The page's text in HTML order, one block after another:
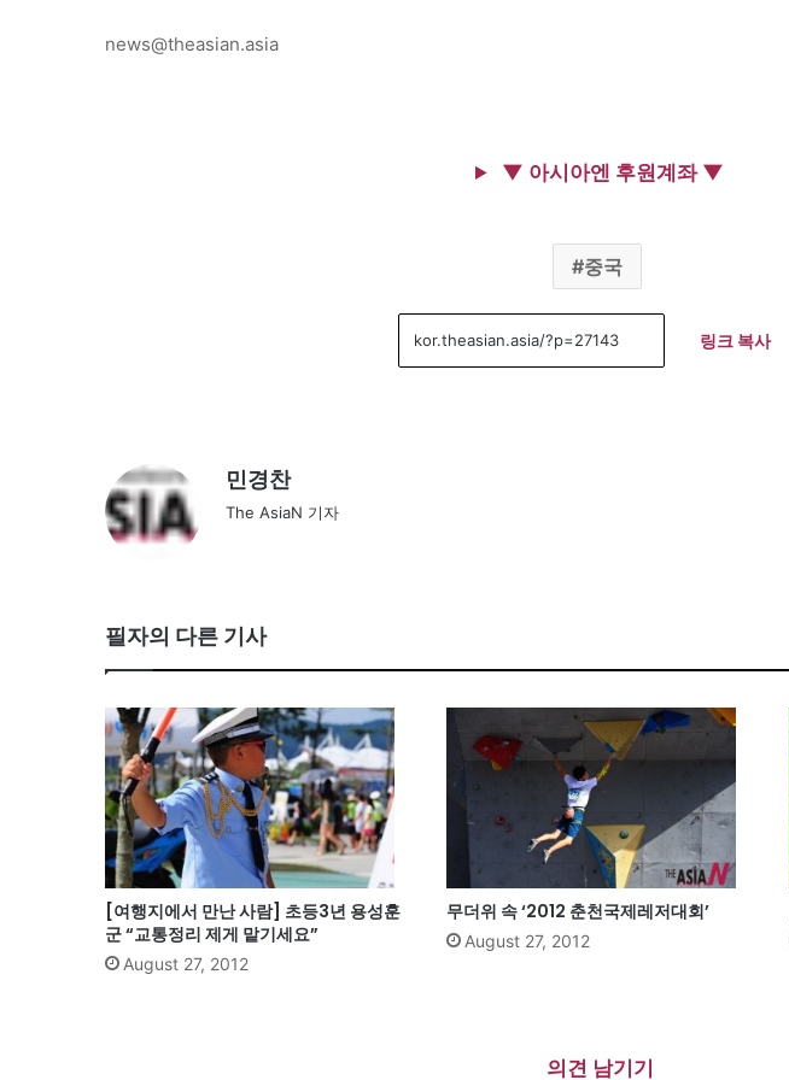
news@theasian.asia
▼ 아시아엔 후원계좌 ▼
중국
링크 복사
민경찬
The AsiaN 기자
필자의 다른 기사
[여행지에서 만난 사람] 초등3년 용성훈
군 “교통정리 제게 맡기세요”
August 27, 2012
무더위 속 ‘2012 춘천국제레저대회’
August 27, 2012
의견 남기기